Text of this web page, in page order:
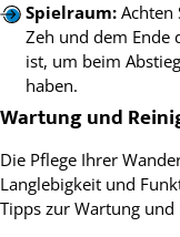
Spielraum:Achten
Zeh und dem Ende
ist, um beim
haben.
Wartung und
Die Pflege Ihrer
Langlebigkeit und
Tipps zur Wartung und